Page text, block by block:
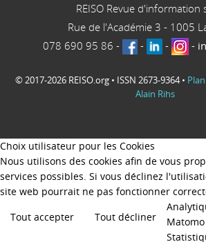
REISO Revue d'information
Rue de l'Académie 3 - 1005
078 690 95 86 - - - -
© 2017-2026 REISO.org • ISSN 2673-9364 •
Alain Rihs
Choix utilisateur pour les Cookies
Nous utilisons des cookies afin de vous
services possibles. Si vous déclinez
site web pourrait ne pas fonctionner
Tout accepter
Tout décliner
Matomo